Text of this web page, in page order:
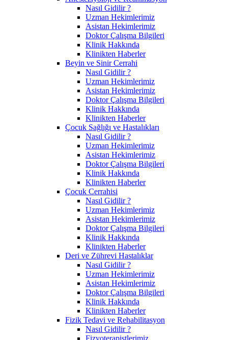
Nasıl Gidilir ?
Uzman Hekimlerimiz
Asistan Hekimlerimiz
Doktor Çalışma Bilgileri
Klinik Hakkında
Klinikten Haberler
Beyin ve Sinir Cerrahi
Nasıl Gidilir ?
Uzman Hekimlerimiz
Asistan Hekimlerimiz
Doktor Çalışma Bilgileri
Klinik Hakkında
Klinikten Haberler
Çocuk Sağlığı ve Hastalıkları
Nasıl Gidilir ?
Uzman Hekimlerimiz
Asistan Hekimlerimiz
Doktor Çalışma Bilgileri
Klinik Hakkında
Klinikten Haberler
Çocuk Cerrahisi
Nasıl Gidilir ?
Uzman Hekimlerimiz
Asistan Hekimlerimiz
Doktor Çalışma Bilgileri
Klinik Hakkında
Klinikten Haberler
Deri ve Zührevi Hastalıklar
Nasıl Gidilir ?
Uzman Hekimlerimiz
Asistan Hekimlerimiz
Doktor Çalışma Bilgileri
Klinik Hakkında
Klinikten Haberler
Fizik Tedavi ve Rehabilitasyon
Nasıl Gidilir ?
Fizyoterapistlerimiz